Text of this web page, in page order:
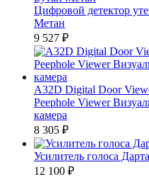
Цифровой детектор
Метан
9 527 ₽
A32D Digital Door
Peephole Viewer
камера
8 305 ₽
Усилитель голоса
12 100 ₽